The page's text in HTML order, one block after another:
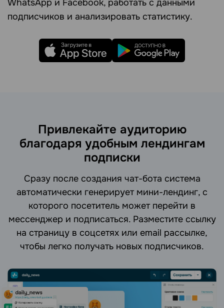
WhatsApp и Facebook, работать с данными
подписчиков и анализировать статистику.
Привлекайте аудиторию
благодаря удобным лендингам
подписки
Сразу после создания чат-бота система
автоматически генерирует мини-лендинг, с
которого посетитель может перейти в
мессенджер и подписаться. Разместите ссылку
на страницу в соцсетях или email рассылке,
чтобы легко получать новых подписчиков.